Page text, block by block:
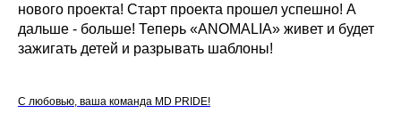
нового проекта! Старт проекта прошел успешно! А
дальше - больше! Теперь «ANOMALIA» живет и будет
зажигать детей и разрывать шаблоны!
С любовью, ваша команда MD PRIDE!